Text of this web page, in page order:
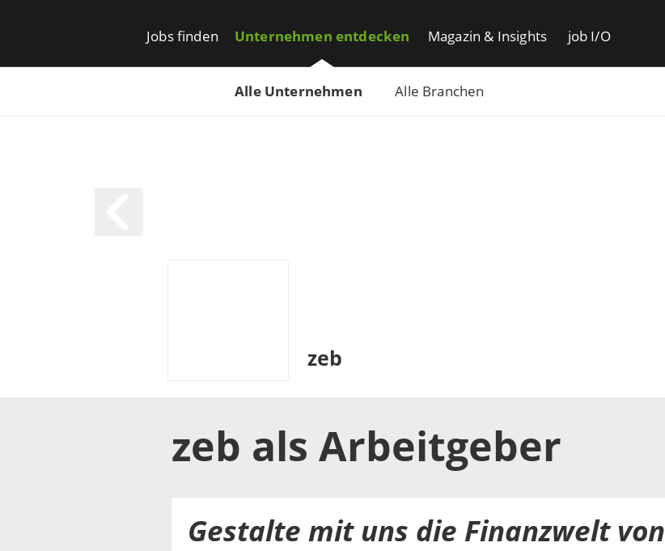
Jobs finden Unternehmen entdecken
Alle Unternehmen Alle Branchen
Magazin & Insights job I/O
zeb
zeb als Arbeitgeber
Gestalte mit uns die Finanzwelt von